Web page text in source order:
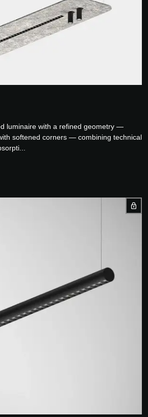
luminaire with a refined geometry —
softened corners — combining technical